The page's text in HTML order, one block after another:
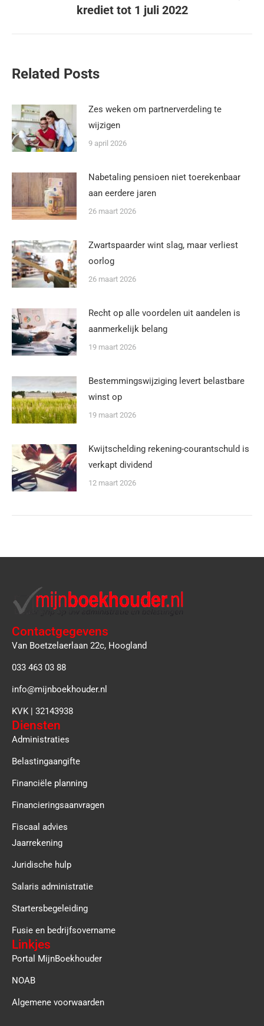
krediet tot 1 juli 2022
Related Posts
Zes weken om partnerverdeling te
wijzigen
9 april 2026
Nabetaling pensioen niet toerekenbaar
aan eerdere jaren
26 maart 2026
Zwartspaarder wint slag, maar verliest
oorlog
26 maart 2026
Recht op alle voordelen uit aandelen is
aanmerkelijk belang
19 maart 2026
Bestemmingswijziging levert belastbare
winst op
19 maart 2026
Kwijtschelding rekening-courantschuld is
verkapt dividend
12 maart 2026
Contactgegevens
Van Boetzelaerlaan 22c, Hoogland
033 463 03 88
info@mijnboekhouder.nl
KVK | 32143938
Diensten
Administraties
Belastingaangifte
Financiële planning
Financieringsaanvragen
Fiscaal advies
Jaarrekening
Juridische hulp
Salaris administratie
Startersbegeleiding
Fusie en bedrijfsovername
Linkjes
Portal MijnBoekhouder
NOAB
Algemene voorwaarden